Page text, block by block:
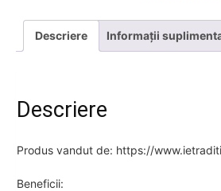
Descriere Informații
Descriere
Produs vandut de: https://
Beneficii: